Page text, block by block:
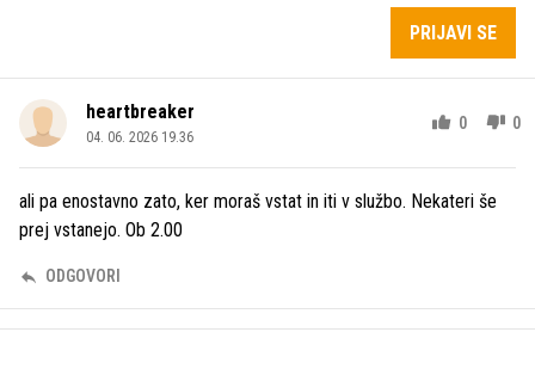
PRIJAVI SE
heartbreaker
04. 06. 2026 19.36
0 0
ali pa enostavno zato, ker moraš vstat in iti v službo. Nekateri še
prej vstanejo. Ob 2.00
ODGOVORI